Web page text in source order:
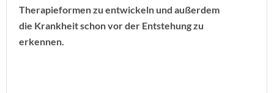
Therapieformen zu entwickeln und außerdem
die Krankheit schon vor der Entstehung zu
erkennen.